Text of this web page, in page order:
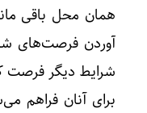
همان محل باقی
آوردن فرصت‌های
شرایط دیگر فرصت
برای آنان فراهم